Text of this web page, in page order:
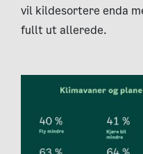
vil kildesortere enda
fullt ut allerede.